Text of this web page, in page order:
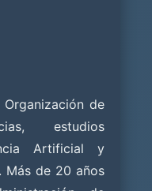
de
estudios
Artificial y
Más de 20 años